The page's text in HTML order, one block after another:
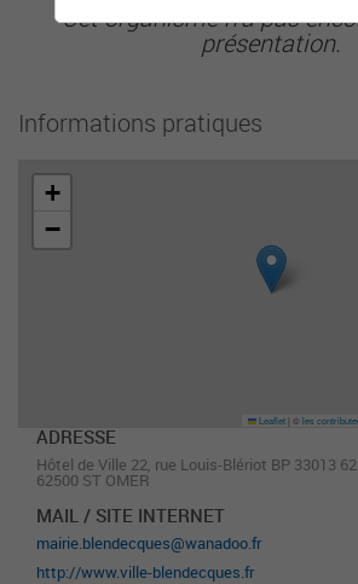
Cet organisme n'a pas
présentation.
Informations pratiques
+
−
Leaflet ©les
ADRESSE
Hôtel de Ville 22, rue Louis-Blériot BP 33013
62500 ST OMER
MAIL / SITE INTERNET
mairie.blendecques@wanadoo.fr
http://www.ville-blendecques.fr